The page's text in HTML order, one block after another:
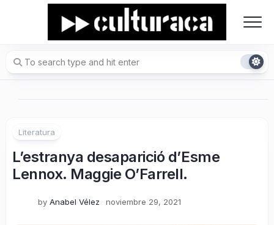
Literatura
L’estranya desaparició d’Esme
Lennox. Maggie O’Farrell.
by Anabel Vélez noviembre 29, 2021